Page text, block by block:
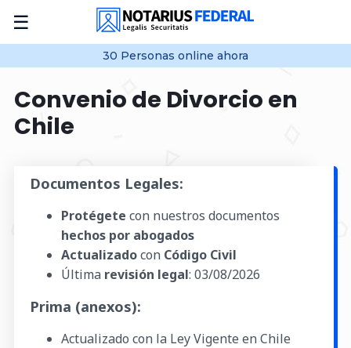
☰
30 Personas online ahora
Convenio de Divorcio en
Chile
Documentos Legales:
Protégete con nuestros documentos
hechos por abogados
Actualizadocon Código Civil
Última revisión legal: 03/08/2026
Prima (anexos):
Actualizado con la Ley Vigente en Chile